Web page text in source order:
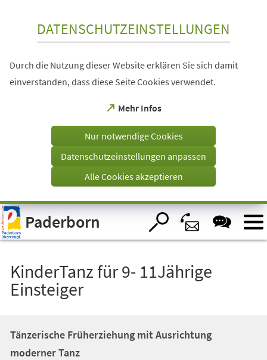
Visuelle
Assistenzsoftware
öffnen.
DATENSCHUTZEINSTELLUNGEN
Durch die Nutzung dieser Website erklären Sie sich damit
einverstanden, dass diese Seite Cookies verwendet.
Mehr Infos
(Öffnet
einem
Tab)
Nur notwendige Cookies
Datenschutzeinstellungen anpassen
Alle Cookies akzeptieren
Paderborn
KinderTanz für 9- 11Jährige
Einsteiger
Tänzerische Früherziehung mit Ausrichtung
moderner Tanz